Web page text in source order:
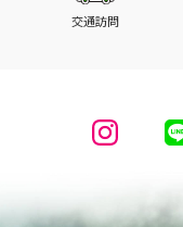
交通訪問